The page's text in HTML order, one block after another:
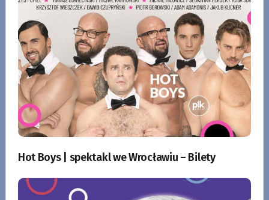
Hot Boys | spektakl we Wrocławiu – Bilety